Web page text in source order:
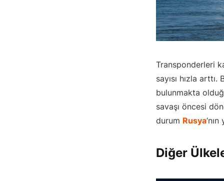
Transponderleri
sayısı hızla
bulunmakta
savaşı öncesi
durum Rusya
Diğer